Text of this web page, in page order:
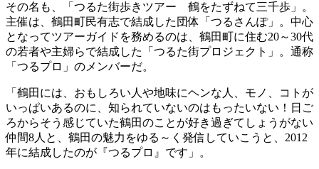
その名も、「つるた街歩きツアー 鶴をたずねて三千歩」。
主催は、鶴田町民有志で結成した団体「つるさんぽ」。中心
となってツアーガイドを務めるのは、鶴田町に住む20～30代
の若者や主婦らで結成した「つるた街プロジェクト」。通称
「つるプロ」のメンバーだ。
「鶴田には、おもしろい人や地味にヘンな人、モノ、コトが
いっぱいあるのに、知られていないのはもったいない！日ご
ろからそう感じていた鶴田のことが好き過ぎてしょうがない
仲間8人と、鶴田の魅力をゆる～く発信していこうと、2012
年に結成したのが『つるプロ』です」。